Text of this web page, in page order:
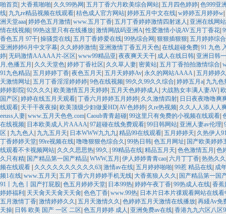
啪首页|大香蕉啪啪|久久99热网|五月丁香六月欧美综合网站|五月四色婷婷|色999亚
线|九九re精品视频在线观看|桔色成人官方网站|婷婷五月中文在线|w婷婷五月婷婷w|
洲天堂aaa|婷婷色五月激情|www.五月丁香|五月丁香婷婷激情四射迷人|亚洲在线网站
情在线视频|99热这里只有在线播放|激情网战码亚洲A|性爱激情小说AV五月丁香花|
香色五月 97干|操骚货在线|五月丁香婷爱在线|99热综合网|狠狠插狠狠|五月婷婷综
亚洲婷婷6月中文字幕|久久婷婷激情|亚洲激情丁香五月天色|在线超碰免费|91 九色
婷|无码激情AAAAA片-区区|www99精品亚|夜夜爽天天干|成人在线日韩|亚洲日韩
月,色播五月|久久天堂色|婷婷丁香社区|久久草人妻|密黄站|五月丁香拍拍激情综合|
91九色精品|五月婷婷丁香|夜色五月天|五月天婷婷Av|永久的网站AAAA|五月婷婷
天激情网址|五月丁香淫淫婷婷婷|9色在线视频|99久久99久久综合|婷婷五月a|九九色
婷婷影院|92久久久|欧美激情五月天婷婷|五月天色婷婷成人|大战熟女丰满人妻AV|
国产区|婷婷在线五月天观看|丁香六月婷婷五月婷婷|久久激情四射|日日夜夜噜噜爽
线观看|天干干夜夜操|欧美顶级少妇做爰HD|AV色婷婷|久re热视频|久久人人添人人
eeuss人妻|www.五月天色色.com|Caoub青青超碰|99这里只有免费的小视频在线观看|
在线视频|日本欧美成人片AAAA|97超碰在线免费观看|99日韩网站|亚洲人妻av伦理|
区|九九色人|九九五月天|日本WWW九九九|精品99在线观看|五月婷婷天|久热伊人
丁香婷婷天堂|99re视频在线|噜噜狠狠色综合久|99热日韩|色五月网址|国产欧美婷婷
线观看不卡视频网站|久久久思思热|99久.|99精品在线|精品五月天|色色激情五月|色
久只有精|国产精品第一国产精品|WWW,五月|伊人婷婷青青cao|六月丁丁香|热热久
频在线观看|久久久久久久久久久久63|激情av在线|五月婷婷啪啪|99惹 精品在线|成
频1在线|www.五月天|五月丁香六月婷婷手机无线|大香蕉狼人久久|国产精品第一国
91丨九色丨国产打屁股|色五月婷婷天堂|日本99热|婷婷午夜丁香|99热成人在线|香蕉
婷婷福利|天天肏天天肏天天肏|色色丁香|www.99热|日本片日本片祼观看网站在线
五月激情丁香|激情婷婷久久|五月天激情久久|色婷婷五月天激情在线播放|再綫Av免
天操|日韩 欧美 国产 一区 二区|色五月婷婷 成人|亚洲免费av在线|香港九九六区八区